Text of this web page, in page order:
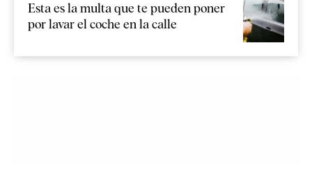
Esta es la multa que te pueden poner
por lavar el coche en la calle